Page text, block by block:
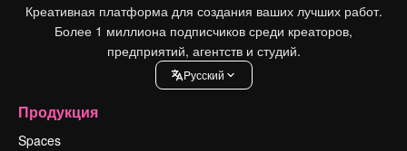
Креативная платформа для создания ваших лучших работ.
Более 1 миллиона подписчиков среди креаторов,
предприятий, агентств и студий.
Pусский
Продукция
Spaces